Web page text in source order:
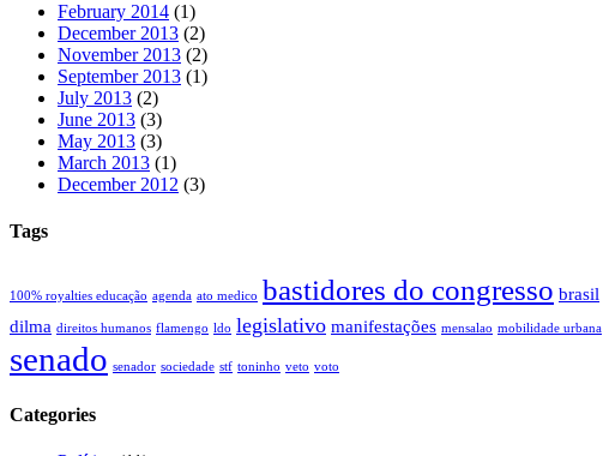
February 2014 (1)
December 2013 (2)
November 2013 (2)
September 2013 (1)
July 2013 (2)
June 2013 (3)
May 2013 (3)
March 2013 (1)
December 2012 (3)
Tags
100% royalties educação agenda ato medico bastidores do congresso brasil
dilma direitos humanos flamengo ldo legislativo manifestações mensalao mobilidade urbana
senado senador sociedade stf toninho veto voto
Categories